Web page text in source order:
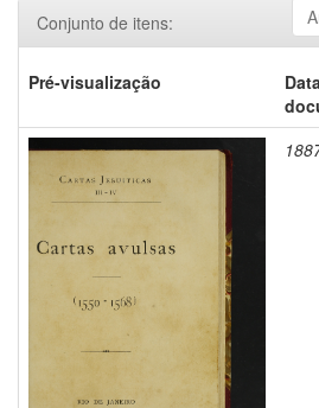
Conjunto de itens:
Pré-visualização